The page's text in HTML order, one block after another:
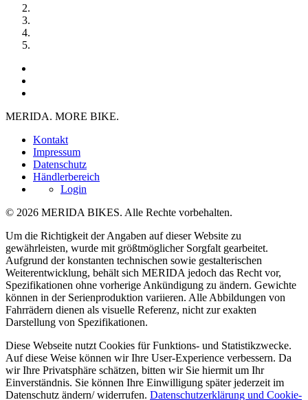
MERIDA. MORE BIKE.
Kontakt
Impressum
Datenschutz
Händlerbereich
Login
© 2026 MERIDA BIKES. Alle Rechte vorbehalten.
Um die Richtigkeit der Angaben auf dieser Website zu
gewährleisten, wurde mit größtmöglicher Sorgfalt gearbeitet.
Aufgrund der konstanten technischen sowie gestalterischen
Weiterentwicklung, behält sich MERIDA jedoch das Recht vor,
Spezifikationen ohne vorherige Ankündigung zu ändern. Gewichte
können in der Serienproduktion variieren. Alle Abbildungen von
Fahrrädern dienen als visuelle Referenz, nicht zur exakten
Darstellung von Spezifikationen.
Diese Webseite nutzt Cookies für Funktions- und Statistikzwecke.
Auf diese Weise können wir Ihre User-Experience verbessern. Da
wir Ihre Privatsphäre schätzen, bitten wir Sie hiermit um Ihr
Einverständnis. Sie können Ihre Einwilligung später jederzeit im
Datenschutz ändern/ widerrufen. Datenschutzerklärung und Cookie-